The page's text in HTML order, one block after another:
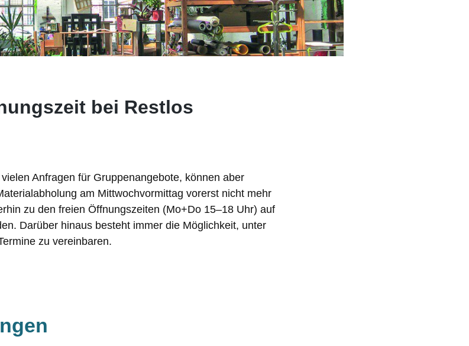
bei Restlos
Anfragen für Gruppenangebote, können aber
am Mittwochvormittag vorerst nicht mehr
zu den freien Öffnungszeiten (Mo+Do 15–18 Uhr) auf
Darüber hinaus besteht immer die Möglichkeit, unter
zu vereinbaren.